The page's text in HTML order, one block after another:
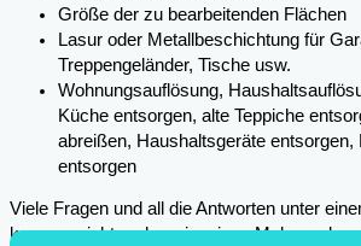
Größe der zu bearbeitenden Flächen
Lasur oder Metallbeschichtung für
Treppengeländer, Tische usw.
Wohnungsauflösung,
Küche entsorgen, alte Teppiche
abreißen, Haushaltsgeräte entsorgen,
entsorgen
Viele Fragen und all die Antworten unter
kann es nicht mehr sein, einen Maler zu